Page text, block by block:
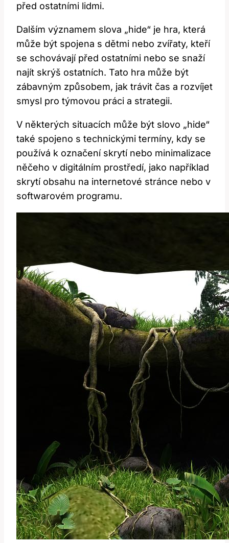
před ostatními lidmi.
Dalším významem slova „hide“ je hra, která
může být spojena s dětmi nebo zvířaty, kteří
se schovávají před ostatními nebo se snaží
najít skrýš ostatních. Tato hra může být
zábavným způsobem, jak trávit čas a rozvíjet
smysl pro týmovou práci a strategii.
V některých situacích může být slovo „hide“
také spojeno s technickými termíny, kdy se
používá k označení skrytí nebo minimalizace
něčeho v digitálním prostředí, jako například
skrytí obsahu na internetové stránce nebo v
softwarovém programu.